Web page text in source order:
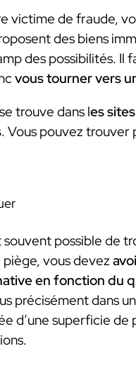
victime de fraude,
des biens
des possibilités. Il
vous tourner vers
trouve dans les
. Vous pouvez trouver
possible de
vous devez
en fonction du
précisément dans
d’une superficie